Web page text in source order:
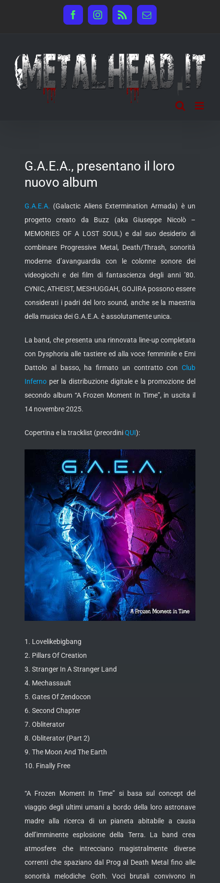
FacebookInstagram
Rss Email
G.A.E.A., presentano il loro
nuovo album
G.A.E.A. (Galactic Aliens Extermination Armada) è un
progetto creato da Buzz (aka Giuseppe Nicolò –
MEMORIES OF A LOST SOUL) e dal suo desiderio di
combinare Progressive Metal, Death/Thrash, sonorità
moderne d’avanguardia con le colonne sonore dei
videogiochi e dei film di fantascienza degli anni ’80.
CYNIC, ATHEIST, MESHUGGAH, GOJIRA possono essere
considerati i padri del loro sound, anche se la maestria
della musica dei G.A.E.A. è assolutamente unica.
La band, che presenta una rinnovata line-up completata
con Dysphoria alle tastiere ed alla voce femminile e Emi
Dattolo al basso, ha firmato un contratto con Club
Inferno per la distribuzione digitale e la promozione del
secondo album “A Frozen Moment In Time”, in uscita il
14 novembre 2025.
Copertina e la tracklist (preordiniQUI):
1. Lovelikebigbang
2. Pillars Of Creation
3. Stranger In A Stranger Land
4. Mechassault
5. Gates Of Zendocon
6. Second Chapter
7. Obliterator
8. Obliterator (Part 2)
9. The Moon And The Earth
10. Finally Free
“A Frozen Moment In Time” si basa sul concept del
viaggio degli ultimi umani a bordo della loro astronave
madre alla ricerca di un pianeta abitabile a causa
dell’imminente esplosione della Terra. La band crea
atmosfere che intrecciano magistralmente diverse
correnti che spaziano dal Prog al Death Metal fino alle
sonorità melodiche Goth. Voci brutali convivono in